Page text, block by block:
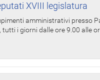
XVIII legislatura
amministrativi presso
i giorni dalle ore 9.00 alle